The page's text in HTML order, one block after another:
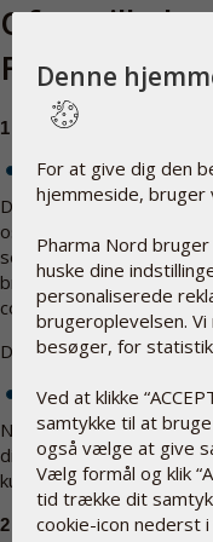
Ofte stillede
Facebook/
1 . Hvor mange private
Når du logger på
Den første gang du
os adgang til din
ses af alle. Din
brugernavn og dit
coverbillede og dine
Dog gemmer vi kun dit
Når du logger på
Når du logger på med
dit Google ID, navn,
kun dit fornavn,
2 . Kan Pharma Nord
Denne
For at give dig den
hjemmeside, bruger
Pharma Nord
huske dine
personaliserede
brugeroplevelsen.
besøger, for
Ved at klikke
samtykke til at
også vælge at give
Vælg formål og klik
tid trække dit
cookie-icon nederst